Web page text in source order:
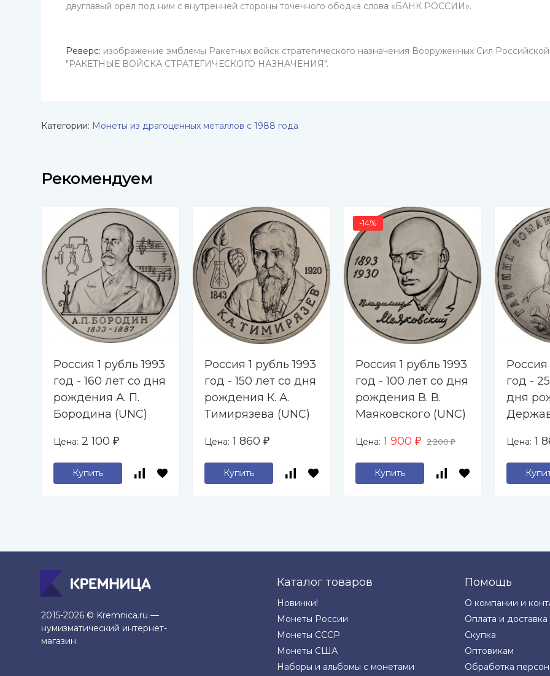
двуглавый орел под ним с внутренней стороны точечного ободка слова «БАНК РОССИИ».
Реверс: изображение эмблемы Ракетных войск стратегического назначения Вооруженных Сил
"РАКЕТНЫЕ ВОЙСКА СТРАТЕГИЧЕСКОГО НАЗНАЧЕНИЯ".
Категории: Монеты из драгоценных металлов с 1988 года
Рекомендуем
Россия 1 рубль 1993
год - 160 лет со дня
рождения А. П.
Бородина (UNC)
Цена: 2 100 ₽
Купить
Россия 1 рубль 1993
год - 150 лет со дня
рождения К. А.
Тимирязева (UNC)
Цена: 1 860 ₽
Купить
-14%
Россия 1 рубль 1993
год - 100 лет со дня
рождения В. В.
Маяковского (UNC)
Цена: 1 900 ₽ 2 200₽
Купить
Россия
год -
дня
Цена: 1
2015-2026 © Kremnica.ru —
нумизматический интернет-
магазин
Каталог товаров
Новинки!
Монеты России
Монеты СССР
Монеты США
Наборы и альбомы с монетами
Помощь
О компании и
Оплата и доставка
Скупка
Оптовикам
Обработка